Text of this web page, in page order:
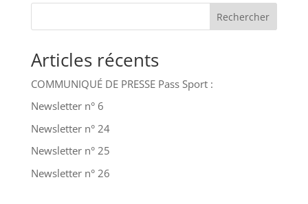
Rechercher
Articles récents
COMMUNIQUÉ DE PRESSE Pass Sport :
Newsletter n° 6
Newsletter n° 24
Newsletter n° 25
Newsletter n° 26